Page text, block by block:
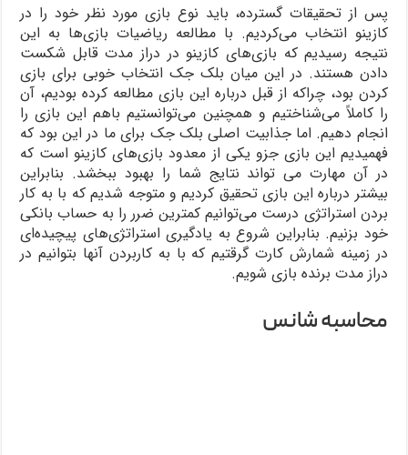
پس از تحقیقات گسترده، باید نوع بازی مورد نظر خود را در
کازینو انتخاب می‌کردیم. با مطالعه ریاضیات بازی‌ها به این
نتیجه رسیدیم که بازی‌های کازینو در دراز مدت قابل شکست
دادن هستند. در این میان بلک جک انتخاب خوبی برای بازی
کردن بود، چراکه از قبل درباره این بازی مطالعه کرده بودیم، آن
را کاملاً می‌شناختیم و همچنین می‌توانستیم باهم این بازی را
انجام دهیم. اما جذابیت اصلی بلک جک برای ما در این بود که
فهمیدیم این بازی جزو یکی از معدود بازی‌های کازینو است که
در آن مهارت می تواند نتایج شما را بهبود ببخشد. بنابراین
بیشتر درباره این بازی تحقیق کردیم و متوجه شدیم که با به کار
بردن استراتژی درست می‌توانیم کمترین ضرر را به حساب بانکی
خود بزنیم. بنابراین شروع به یادگیری استراتژی‌های پیچیده‌ای
در زمینه شمارش کارت گرقتیم که با به کاربردن آنها بتوانیم در
دراز مدت برنده بازی شویم.
محاسبه شانس